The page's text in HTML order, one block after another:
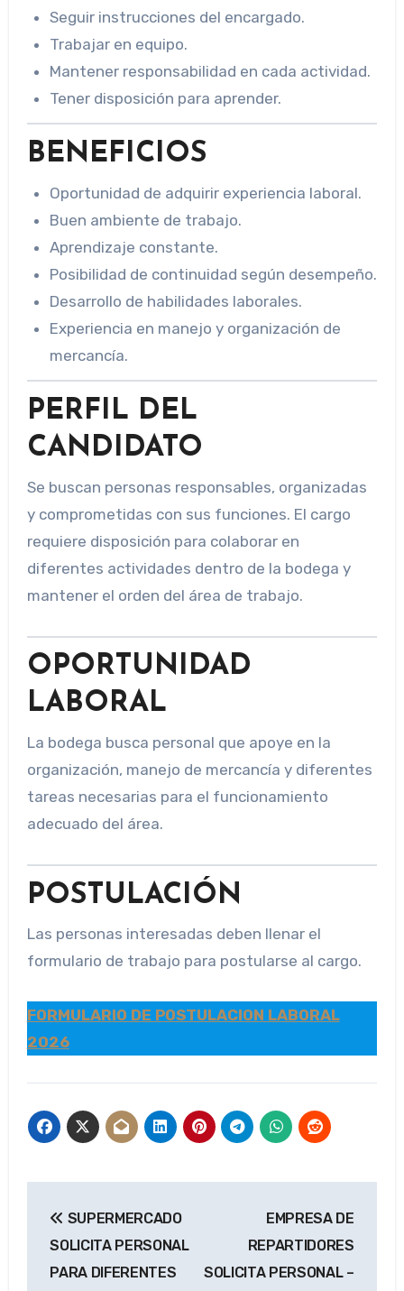
Seguir instrucciones del encargado.
Trabajar en equipo.
Mantener responsabilidad en cada actividad.
Tener disposición para aprender.
BENEFICIOS
Oportunidad de adquirir experiencia laboral.
Buen ambiente de trabajo.
Aprendizaje constante.
Posibilidad de continuidad según desempeño.
Desarrollo de habilidades laborales.
Experiencia en manejo y organización de
mercancía.
PERFIL DEL
CANDIDATO
Se buscan personas responsables, organizadas
y comprometidas con sus funciones. El cargo
requiere disposición para colaborar en
diferentes actividades dentro de la bodega y
mantener el orden del área de trabajo.
OPORTUNIDAD
LABORAL
La bodega busca personal que apoye en la
organización, manejo de mercancía y diferentes
tareas necesarias para el funcionamiento
adecuado del área.
POSTULACIÓN
Las personas interesadas deben llenar el
formulario de trabajo para postularse al cargo.
FORMULARIO DE POSTULACION LABORAL
2026
de
entradas
SUPERMERCADO
SOLICITA PERSONAL
PARA DIFERENTES
EMPRESA DE
REPARTIDORES
SOLICITA PERSONAL –